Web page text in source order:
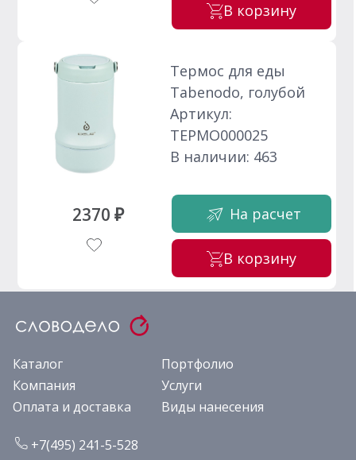
В корзину
2370 ₽
Термос для еды
Tabenodo, голубой
Артикул:
ТЕРМО000025
В наличии: 463
На расчет
В корзину
Каталог
Портфолио
Компания
Услуги
Оплата и доставка
Виды нанесения
+7(495) 241-5-528